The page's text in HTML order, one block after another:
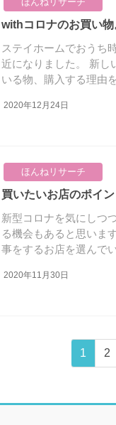
2020年12月24日
withコロナのお買い
ステイホームでおうち
近になりました。 新し
いる物、購入する理由
ほんねリサーチ
2020年11月30日
買いたいお店のポイ
新型コロナを気にしつ
る機会もあると思いま
事をするお店を選んで
固
定
ー
1
固
定
ー
2